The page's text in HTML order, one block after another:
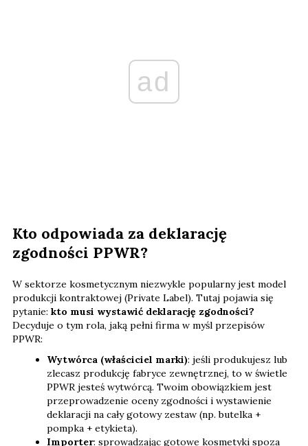
ad
Kto odpowiada za deklarację
zgodności PPWR?
W sektorze kosmetycznym niezwykle popularny jest model
produkcji kontraktowej (Private Label). Tutaj pojawia się
pytanie: kto musi wystawić deklarację zgodności?
Decyduje o tym rola, jaką pełni firma w myśl przepisów
PPWR:
Wytwórca (właściciel marki): jeśli produkujesz lub
zlecasz produkcję fabryce zewnętrznej, to w świetle
PPWR jesteś wytwórcą. Twoim obowiązkiem jest
przeprowadzenie oceny zgodności i wystawienie
deklaracji na cały gotowy zestaw (np. butelka +
pompka + etykieta).
Importer: sprowadzając gotowe kosmetyki spoza